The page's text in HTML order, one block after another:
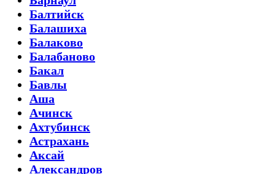
Балтийск
Балашиха
Балаково
Балабаново
Бакал
Бавлы
Аша
Ачинск
Ахтубинск
Астрахань
Аксай
Александров